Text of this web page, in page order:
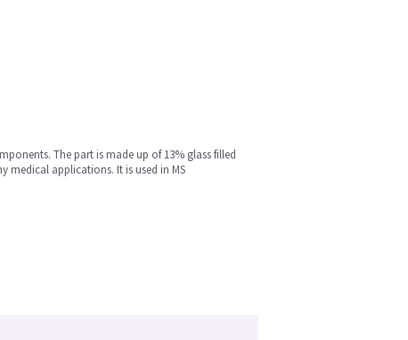
The part is made up of 13% glass filled
medical applications. It is used in MS